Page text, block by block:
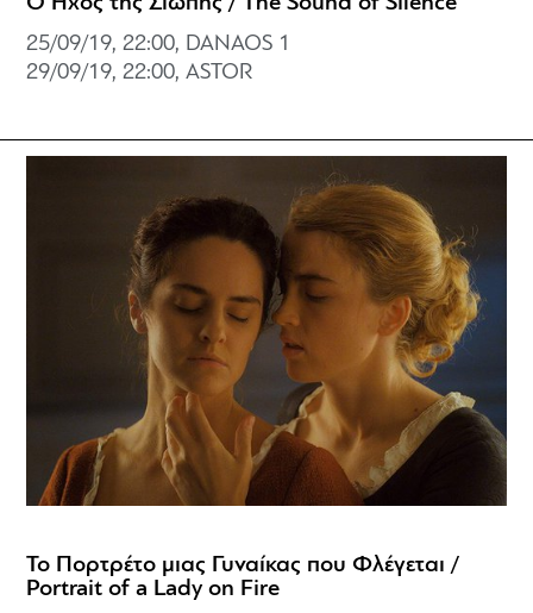
25/09/19, 22:00, DANAOS 1
29/09/19, 22:00, ASTOR
Το Πορτρέτο μιας Γυναίκας που Φλέγεται /
Portrait of a Lady on Fire